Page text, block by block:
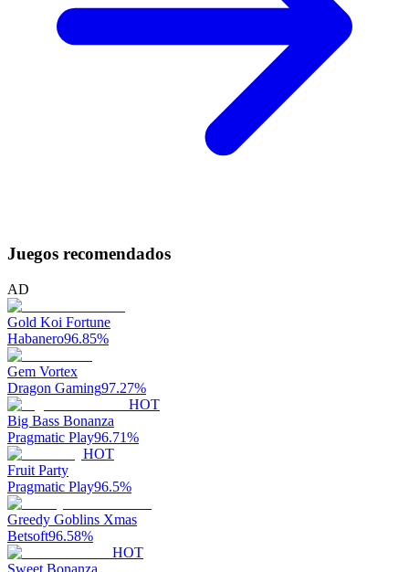
Juegos recomendados
AD
Gold Koi Fortune
Habanero96.85%
Gem Vortex
Dragon Gaming97.27%
HOT
Big Bass Bonanza
Pragmatic Play96.71%
HOT
Fruit Party
Pragmatic Play96.5%
Greedy Goblins Xmas
Betsoft96.58%
HOT
Sweet Bonanza